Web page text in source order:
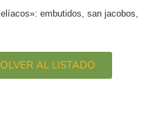
embutidos, san jacobos,
AL LISTADO